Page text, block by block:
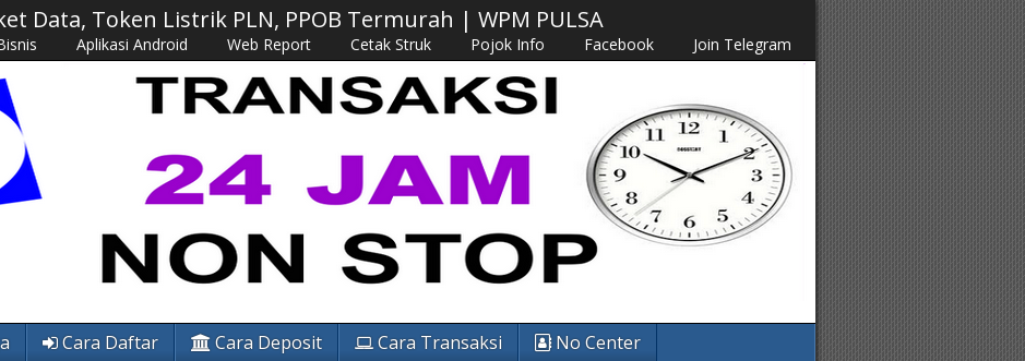
Data, Token Listrik PLN, PPOB Termurah | WPM PULSA
Aplikasi Android Web Report Cetak Struk Pojok Info Facebook Join Telegram
Cara Daftar Cara Deposit Cara Transaksi
No Center